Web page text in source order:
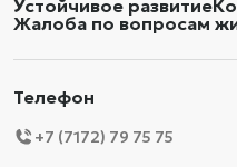
Устойчивое развитие
Жалоба по вопросам
Телефон
+7 (7172) 79 75 75